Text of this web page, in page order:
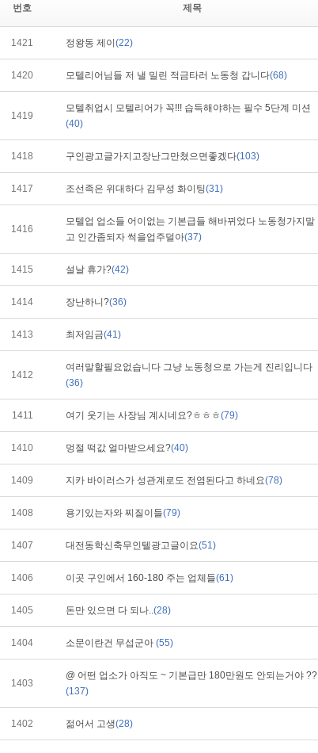
번호 제목
1421 정왕동 제이 (22)
1420 모텔리어님들 저 낼 밀린 적금타러 노동청 갑니다(68)
1419
모텔취업시 모텔리어가 꼭!!! 습득해야하는 필수 5단계 미션
(40)
1418 구인광고글가지고장난그만쳤으면좋겠다(103)
1417 조선족은 위대하다 김무성 화이팅(31)
1416
모텔업 업소들 어이없는 기본급들 해바뀌었다 노동청가지말
고 인간좀되자 썩을업주덜아(37)
1415 설날 휴가?(42)
1414 장난하니?(36)
1413 최저임금(41)
1412
여러말할필요없습니다 그냥 노동청으로 가는게 진리입니다
(36)
1411 여기 웃기는 사장님 계시네요?ㅎㅎㅎ(79)
1410 멍절 떡값 얼마받으세요?(40)
1409 지카 바이러스가 성관계로도 전염된다고 하네요(78)
1408 용기있는자와 찌질이들(79)
1407 대전동학신축무인텔광고글이요(51)
1406 이곳 구인에서 160-180 주는 업체들(61)
1405 돈만 있으면 다 되나..(28)
1404 소문이란건 무섭군아 (55)
1403
@ 어떤 업소가 아직도 ~ 기본급만 180만원도 안되는거야 ??
(137)
1402 젊어서 고생(28)